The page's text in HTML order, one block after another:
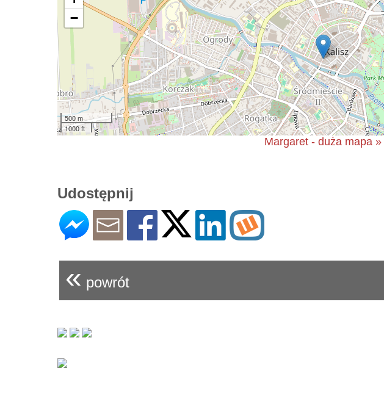
−
500 m
1000 ft
Margaret - duża mapa »
Udostępnij
« powrót